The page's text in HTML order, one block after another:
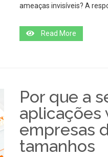
ameaças invisíveis? A
Read More
Por que a
aplicações
empresas
tamanhos